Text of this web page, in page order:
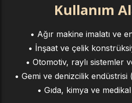
Kullanım
• Ağır makine imalatı ve
• İnşaat ve çelik
• Otomotiv, raylı sistemler
• Gemi ve denizcilik endüstrisi
• Gıda, kimya ve